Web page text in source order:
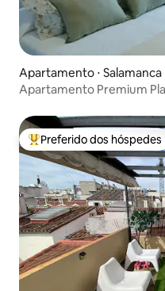
Apartamento ⋅ Salamanca
Entre os melhores
Preferido dos hóspedes